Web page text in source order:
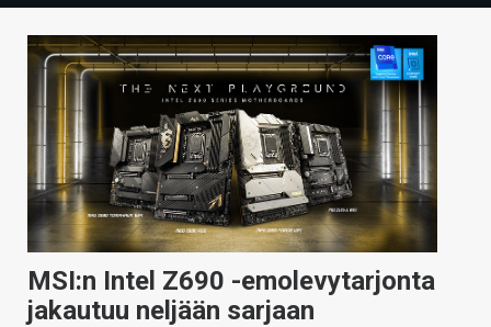
TECHBBS
TIETOA
HINTA.FI
KAUPPA
VAIHDA TEEMA
HAKU
MSI:n Intel Z690 -emolevytarjonta
jakautuu neljään sarjaan